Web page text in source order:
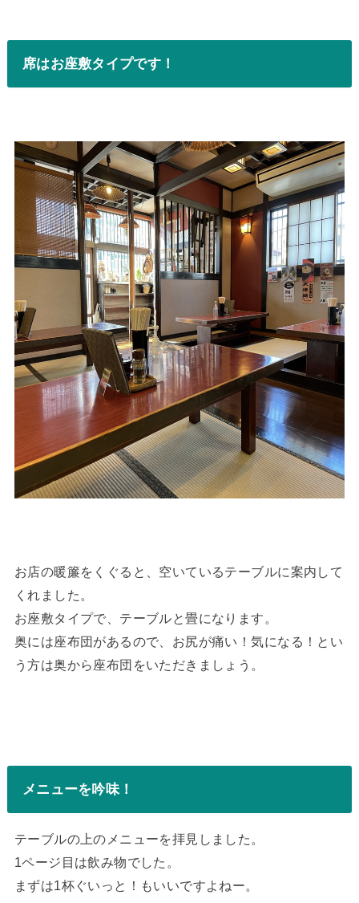
席はお座敷タイプです！
お店の暖簾をくぐると、空いているテーブルに案内して
くれました。
お座敷タイプで、テーブルと畳になります。
奥には座布団があるので、お尻が痛い！気になる！とい
う方は奥から座布団をいただきましょう。
メニューを吟味！
テーブルの上のメニューを拝見しました。
1ページ目は飲み物でした。
まずは1杯ぐいっと！もいいですよねー。